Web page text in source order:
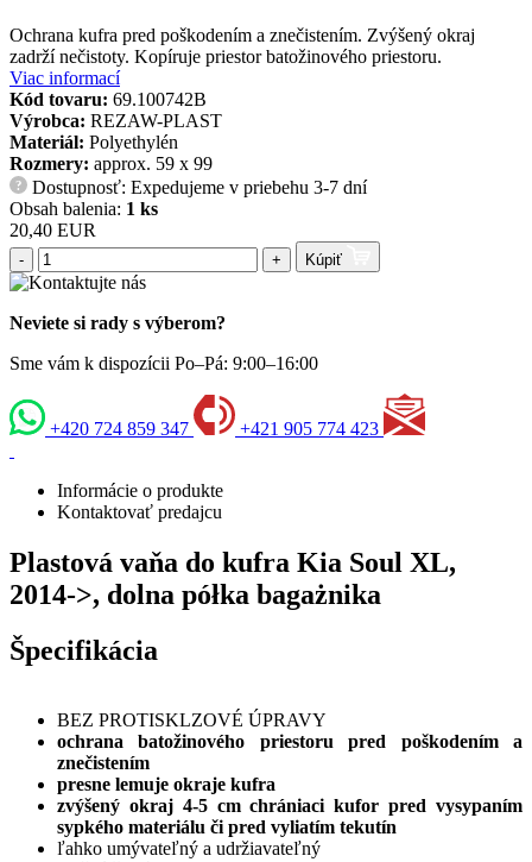
Ochrana kufra pred poškodením a znečistením. Zvýšený okraj
zadrží nečistoty. Kopíruje priestor batožinového priestoru.
Viac informací
Kód tovaru: 69.100742B
Výrobca: REZAW-PLAST
Materiál: Polyethylén
Rozmery: approx. 59 x 99
?
Dostupnosť: Expedujeme v priebehu 3-7 dní
Obsah balenia: 1 ks
20,40 EUR
- + Kúpiť
Neviete si rady s výberom?
Sme vám k dispozícii Po–Pá: 9:00–16:00
+420 724 859 347 +421 905 774 423
Informácie o produkte
Kontaktovať predajcu
Plastová vaňa do kufra Kia Soul XL,
2014->, dolna półka bagażnika
Špecifikácia
BEZ PROTISKLZOVÉ ÚPRAVY
ochrana batožinového priestoru pred poškodením a
znečistením
presne lemuje okraje kufra
zvýšený okraj 4-5 cm chrániaci kufor pred vysypaním
sypkého materiálu či pred vyliatím tekutín
ľahko umývateľný a udržiavateľný